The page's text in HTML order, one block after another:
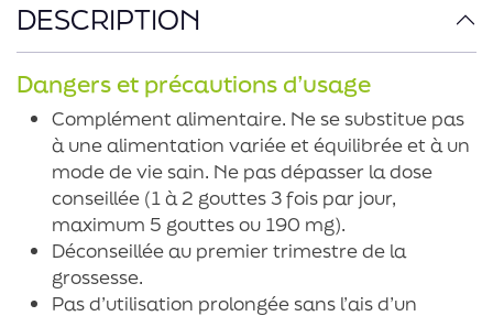
DESCRIPTION
Dangers et précautions d’usage
Complément alimentaire. Ne se substitue pas
à une alimentation variée et équilibrée et à un
mode de vie sain. Ne pas dépasser la dose
conseillée (1 à 2 gouttes 3 fois par jour,
maximum 5 gouttes ou 190 mg).
Déconseillée au premier trimestre de la
grossesse.
Pas d’utilisation prolongée sans l’ais d’un